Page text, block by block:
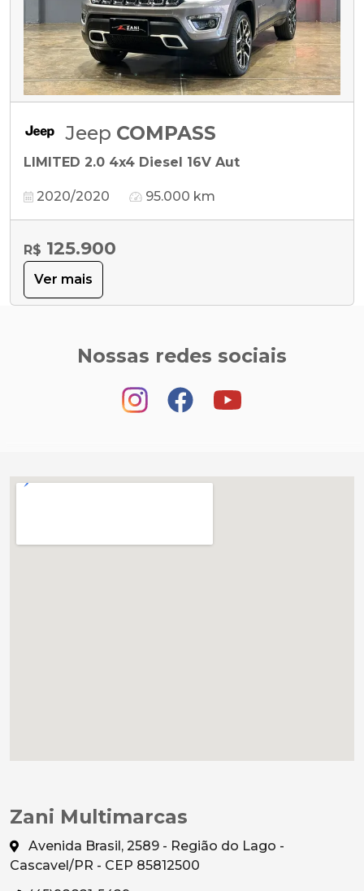
Jeep COMPASS
LIMITED 2.0 4x4 Diesel 16V Aut
2020/2020 95.000 km
R$ 125.900
Ver mais
Nossas redes sociais
Zani Multimarcas
Avenida Brasil, 2589 - Região do Lago -
Cascavel/PR - CEP 85812500